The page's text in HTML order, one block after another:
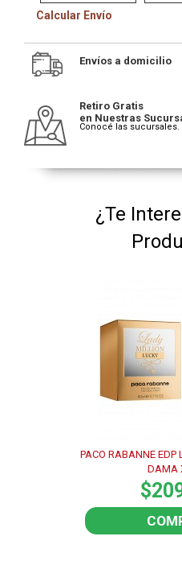
Calcular Envío
Envíos a domicilio
Retiro Gratis
en Nuestras
Conocé las sucursales.
¿Te
PACO RABANNE EDP
DAMA